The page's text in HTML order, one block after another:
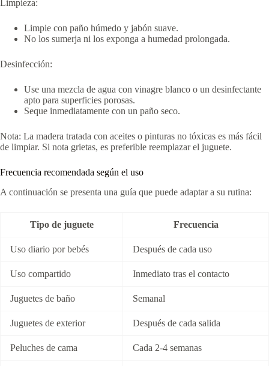
Limpieza:
Limpie con paño húmedo y jabón suave.
No los sumerja ni los exponga a humedad prolongada.
Desinfección:
Use una mezcla de agua con vinagre blanco o un desinfectante
apto para superficies porosas.
Seque inmediatamente con un paño seco.
Nota: La madera tratada con aceites o pinturas no tóxicas es más fácil
de limpiar. Si nota grietas, es preferible reemplazar el juguete.
Frecuencia recomendada según el uso
A continuación se presenta una guía que puede adaptar a su rutina:
Tipo de juguete Frecuencia
Uso diario por bebés Después de cada uso
Uso compartido Inmediato tras el contacto
Juguetes de baño Semanal
Juguetes de exterior Después de cada salida
Peluches de cama Cada 2-4 semanas